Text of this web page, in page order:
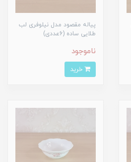
پیاله مقصود مدل نیلوفری لب
طلایی ساده (6عددی)
ناموجود